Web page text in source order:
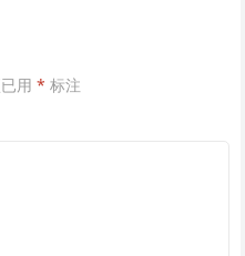
已用* 标注